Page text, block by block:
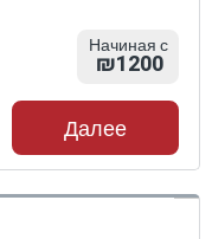
Начиная с
₪1200
Далее